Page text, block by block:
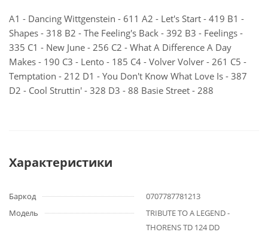
A1 - Dancing Wittgenstein - 611 A2 - Let's Start - 419 B1 -
Shapes - 318 B2 - The Feeling's Back - 392 B3 - Feelings -
335 C1 - New June - 256 C2 - What A Difference A Day
Makes - 190 C3 - Lento - 185 C4 - Volver Volver - 261 C5 -
Temptation - 212 D1 - You Don't Know What Love Is - 387
D2 - Cool Struttin' - 328 D3 - 88 Basie Street - 288
Характеристики
Баркод
0707787781213
Модель
TRIBUTE TO A LEGEND -
THORENS TD 124 DD